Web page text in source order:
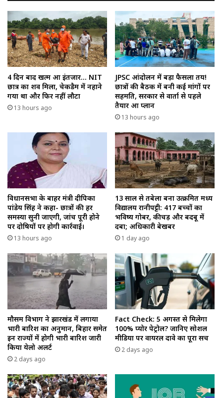
4 दिन बाद खत्म हुआ इंतजार… NIT
छात्र का शव मिला, चेकडैम में नहाने
गया था और फिर नहीं लौटा
13 hours ago
JPSC आंदोलन में बड़ा फैसला तय!
छात्रों की बैठक में बनी कई मांगों पर
सहमति, सरकार से वार्ता से पहले
तैयार हुआ प्लान
13 hours ago
विधानसभा के बाहर मंत्री दीपिका
पांडेय सिंह ने कहा- छात्रों की हर
समस्या सुनी जाएगी, जांच पूरी होने
पर दोषियों पर होगी कार्रवाई।
13 hours ago
13 साल से तबेला बना उत्क्रमित मध्य
विद्यालय रानीपट्टी: 417 बच्चों का
भविष्य गोबर, कीचड़ और बदबू में
दबा; अधिकारी बेखबर
1 day ago
मौसम विभाग ने झारखंड में लगाया
भारी बारिश का अनुमान, बिहार समेत
इन राज्यों में होगी भारी बारिश जारी
किया येलो अलर्ट
2 days ago
Fact Check: 5 अगस्त से मिलेगा
100% प्योर पेट्रोल? जानिए सोशल
मीडिया पर वायरल दावे का पूरा सच
2 days ago